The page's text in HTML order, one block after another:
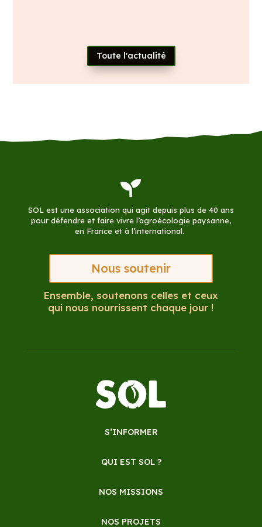
Toute l'actualité

SOL est une association qui agit depuis plus de 40 ans
pour défendre et faire vivre l’agroécologie paysanne,
en France et à l’international.
Nous soutenir
Ensemble, soutenons celles et ceux
qui nous nourrissent chaque jour !
S’INFORMER
QUI EST SOL ?
NOS MISSIONS
NOS PROJETS